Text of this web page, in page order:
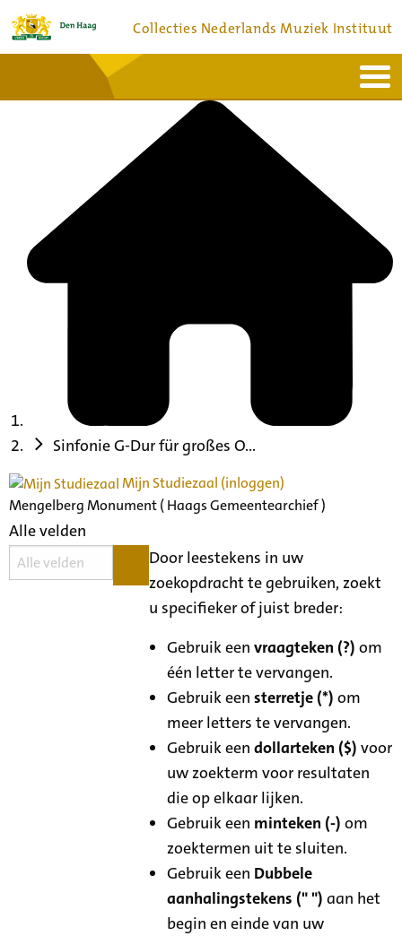
Collecties Nederlands Muziek Instituut
Bronnen en collecties
Sinfonie G-Dur für großes O...
Mijn Studiezaal (inloggen)
Mengelberg Monument ( Haags Gemeentearchief )
Alle velden
Door leestekens in uw
zoekopdracht te gebruiken, zoekt
u specifieker of juist breder:
Gebruik eenvraagteken (?) om
één letter te vervangen.
Gebruik eensterretje (*) om
meer letters te vervangen.
Gebruik eendollarteken ($) voor
uw zoekterm voor resultaten
die op elkaar lijken.
Gebruik een minteken (-) om
zoektermen uit te sluiten.
Gebruik een Dubbele
aanhalingstekens (" ") aan het
begin en einde van uw